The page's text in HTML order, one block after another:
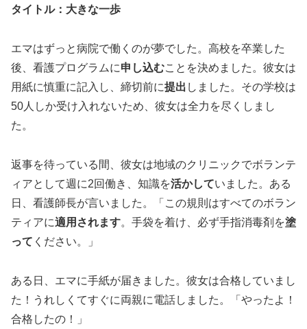
タイトル：大きな一歩
エマはずっと病院で働くのが夢でした。高校を卒業した
後、看護プログラムに申し込むことを決めました。彼女は
用紙に慎重に記入し、締切前に提出 しました。その学校は
50人しか受け入れないため、彼女は全力を尽くしまし
た。
返事を待っている間、彼女は地域のクリニックでボランテ
ィアとして週に2回働き、知識を活かしていました。ある
日、看護師長が言いました。「この規則はすべてのボラン
ティアに適用されます。手袋を着け、必ず手指消毒剤を塗
って ください。」
ある日、エマに手紙が届きました。彼女は合格していまし
た！うれしくてすぐに両親に電話しました。「やったよ！
合格したの！」